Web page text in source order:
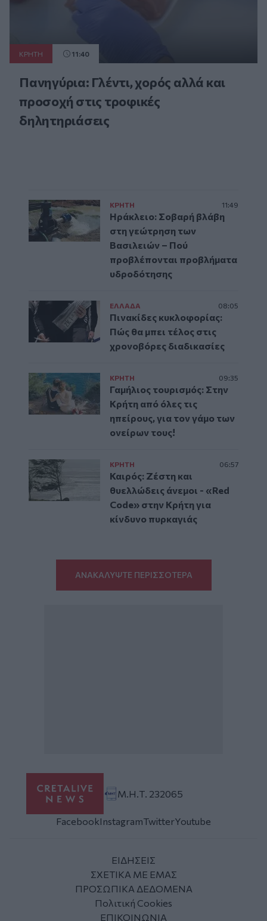
ΚΡΗΤΗ 11:40
Πανηγύρια: Γλέντι, χορός αλλά και
προσοχή στις τροφικές
δηλητηριάσεις
ΚΡΗΤΗ 11:49
Ηράκλειο: Σοβαρή βλάβη
στη γεώτρηση των
Βασιλειών – Πού
προβλέπονται προβλήματα
υδροδότησης
ΕΛΛAΔΑ 08:05
Πινακίδες κυκλοφορίας:
Πώς θα μπει τέλος στις
χρονοβόρες διαδικασίες
ΚΡΗΤΗ 09:35
Γαμήλιος τουρισμός: Στην
Κρήτη από όλες τις
ηπείρους, για τον γάμο των
ονείρων τους!
ΚΡΗΤΗ 06:57
Καιρός: Ζέστη και
θυελλώδεις άνεμοι - «Red
Code» στην Κρήτη για
κίνδυνο πυρκαγιάς
ΑΝΑΚΑΛΥΨΤΕ ΠΕΡΙΣΣΟΤΕΡΑ
Μ.Η.Τ. 232065
FacebookInstagramTwitterYoutube
ΕΙΔΗΣΕΙΣ
ΣΧΕΤΙΚΑ ΜΕ ΕΜΑΣ
ΠΡΟΣΩΠΙΚΑ ΔΕΔΟΜΕΝΑ
Πολιτική Cookies
ΕΠΙΚΟΙΝΩΝΙΑ